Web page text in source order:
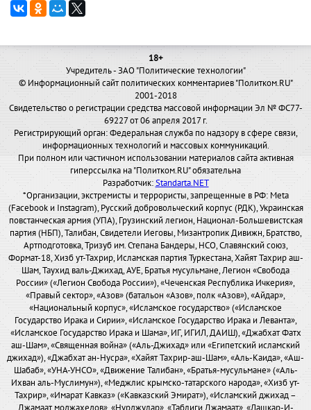
18+
Учредитель - ЗАО "Политические технологии"
© Информационный сайт политических комментариев "Политком.RU"
2001-2018
Свидетельство о регистрации средства массовой информации Эл № ФС77-
69227 от 06 апреля 2017 г.
Регистрирующий орган: Федеральная служба по надзору в сфере связи,
информационных технологий и массовых коммуникаций.
При полном или частичном использовании материалов сайта активная
гиперссылка на "Политком.RU" обязательна
Разработчик:Standarta.NET
*Организации, экстремисты и террористы, запрещенные в РФ: Meta
(Facebook и Instagram), Русский добровольческий корпус (РДК), Украинская
повстанческая армия (УПА), Грузинский легион, Национал-Большевистская
партия (НБП), Талибан, Свидетели Иеговы, Мизантропик Дивижн, Братство,
Артподготовка, Тризуб им. Степана Бандеры, НСО, Славянский союз,
Формат-18, Хизб ут-Тахрир, Исламская партия Туркестана, Хайят Тахрир аш-
Шам, Таухид валь-Джихад, АУЕ, Братья мусульмане, Легион «Свобода
России» («Легион Свобода России»), «Чеченская Республика Ичкерия»,
«Правый сектор», «Азов» (батальон «Азов», полк «Азов»), «Айдар»,
«Национальный корпус», «Исламское государство» («Исламское
Государство Ирака и Сирии», «Исламское Государство Ирака и Леванта»,
«Исламское Государство Ирака и Шама», ИГ, ИГИЛ, ДАИШ), «Джабхат Фатх
аш-Шам», «Священная война» («Аль-Джихад» или «Египетский исламский
джихад»), «Джабхат ан-Нусра», «Хайят Тахрир-аш-Шам», «Аль-Каида», «Аш-
Шабаб», «УНА-УНСО», «Движение Талибан», «Братья-мусульмане» («Аль-
Ихван аль-Муслимун»), «Меджлис крымско-татарского народа», «Хизб ут-
Тахрир», «Имарат Кавказ» («Кавказский Эмират»), «Исламский джихад –